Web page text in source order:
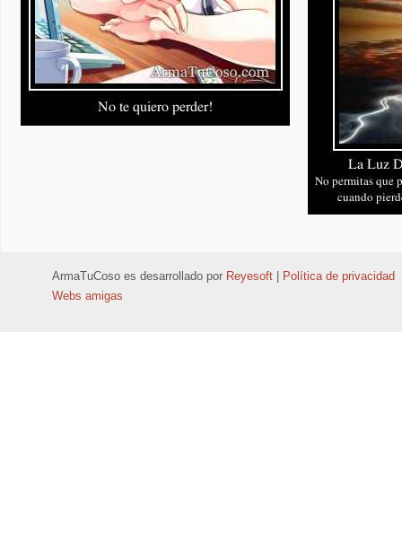
ArmaTuCoso es desarrollado por Reyesoft
Política de privacidad
Webs amigas